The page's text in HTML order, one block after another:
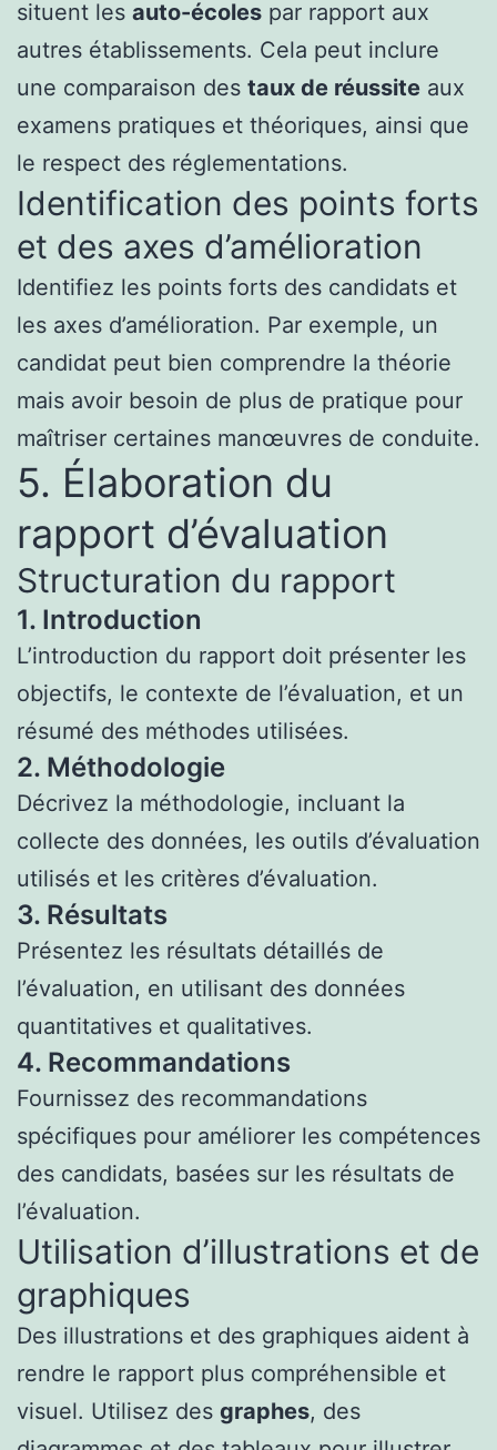
situent les auto-écoles par rapport aux
autres établissements. Cela peut inclure
une comparaison des taux de réussite aux
examens pratiques et théoriques, ainsi que
le respect des réglementations.
Identification des points forts
et des axes d’amélioration
Identifiez les points forts des candidats et
les axes d’amélioration. Par exemple, un
candidat peut bien comprendre la théorie
mais avoir besoin de plus de pratique pour
maîtriser certaines manœuvres de conduite.
5. Élaboration du
rapport d’évaluation
Structuration du rapport
1. Introduction
L’introduction du rapport doit présenter les
objectifs, le contexte de l’évaluation, et un
résumé des méthodes utilisées.
2. Méthodologie
Décrivez la méthodologie, incluant la
collecte des données, les outils d’évaluation
utilisés et les critères d’évaluation.
3. Résultats
Présentez les résultats détaillés de
l’évaluation, en utilisant des données
quantitatives et qualitatives.
4. Recommandations
Fournissez des recommandations
spécifiques pour améliorer les compétences
des candidats, basées sur les résultats de
l’évaluation.
Utilisation d’illustrations et de
graphiques
Des illustrations et des graphiques aident à
rendre le rapport plus compréhensible et
visuel. Utilisez des graphes, des